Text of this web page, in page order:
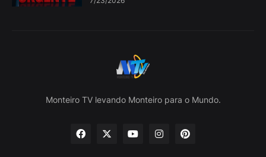
Monteiro TV levando Monteiro para o Mundo.